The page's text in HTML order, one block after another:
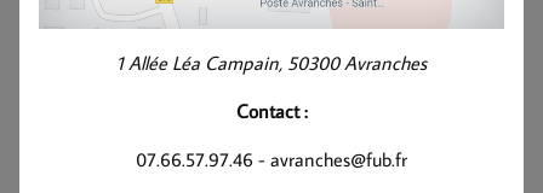
1 Allée Léa Campain, 50300 Avranches
Contact :
07.66.57.97.46 - avranches@fub.fr